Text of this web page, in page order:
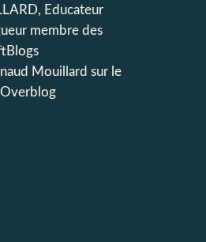
Educateur
membre des
Mouillard sur le